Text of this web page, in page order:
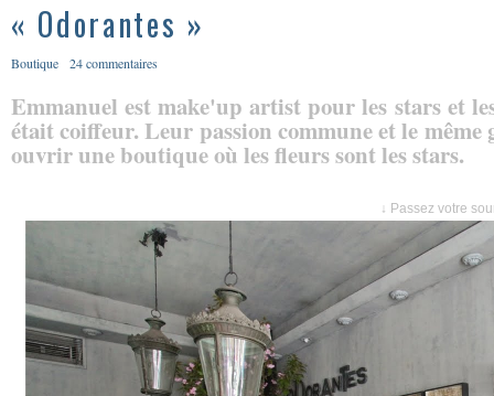
« Odorantes »
Boutique 24 commentaires
Emmanuel est make'up artist pour les stars et
était coiffeur. Leur passion commune et le même
ouvrir une boutique où les fleurs sont les stars.
↓ Passez votre